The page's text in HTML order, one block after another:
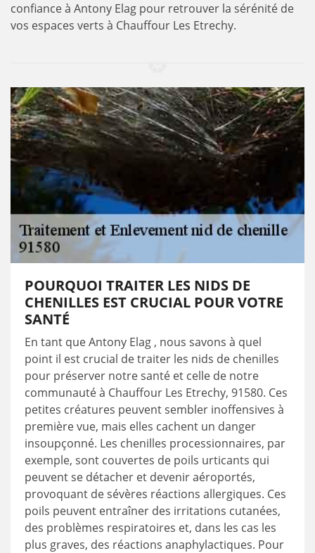
confiance à Antony Elag pour retrouver la sérénité de
vos espaces verts à Chauffour Les Etrechy.
POURQUOI TRAITER LES NIDS DE
CHENILLES EST CRUCIAL POUR VOTRE
SANTÉ
En tant que Antony Elag , nous savons à quel
point il est crucial de traiter les nids de chenilles
pour préserver notre santé et celle de notre
communauté à Chauffour Les Etrechy, 91580. Ces
petites créatures peuvent sembler inoffensives à
première vue, mais elles cachent un danger
insoupçonné. Les chenilles processionnaires, par
exemple, sont couvertes de poils urticants qui
peuvent se détacher et devenir aéroportés,
provoquant de sévères réactions allergiques. Ces
poils peuvent entraîner des irritations cutanées,
des problèmes respiratoires et, dans les cas les
plus graves, des réactions anaphylactiques. Pour